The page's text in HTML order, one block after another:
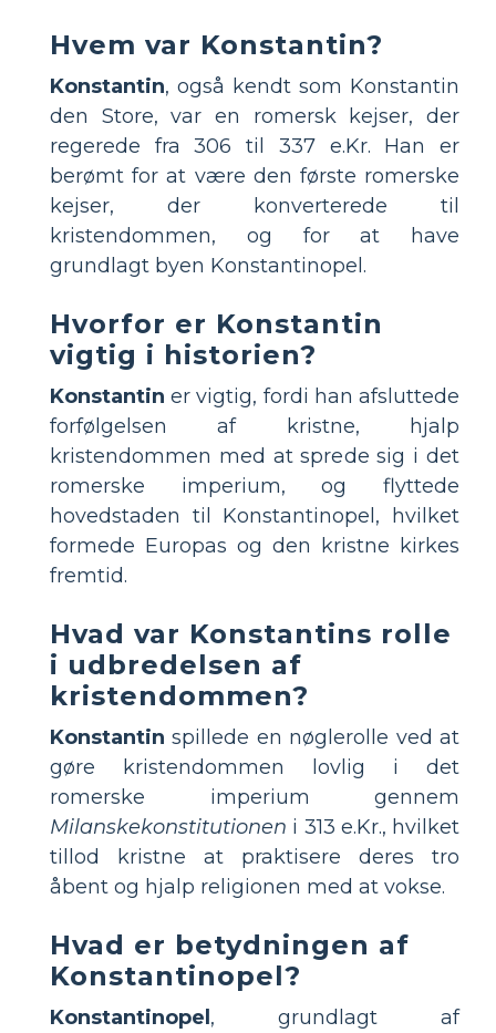
Hvem var Konstantin?
Konstantin, også kendt som Konstantin
den Store, var en romersk kejser, der
regerede fra 306 til 337 e.Kr. Han er
berømt for at være den første romerske
kejser, der konverterede til
kristendommen, og for at have
grundlagt byen Konstantinopel.
Hvorfor er Konstantin
vigtig i historien?
Konstantin er vigtig, fordi han afsluttede
forfølgelsen af kristne, hjalp
kristendommen med at sprede sig i det
romerske imperium, og flyttede
hovedstaden til Konstantinopel, hvilket
formede Europas og den kristne kirkes
fremtid.
Hvad var Konstantins rolle
i udbredelsen af
kristendommen?
Konstantin spillede en nøglerolle ved at
gøre kristendommen lovlig i det
romerske imperium gennem
Milanskekonstitutionen i 313 e.Kr., hvilket
tillod kristne at praktisere deres tro
åbent og hjalp religionen med at vokse.
Hvad er betydningen af
Konstantinopel?
Konstantinopel , grundlagt af